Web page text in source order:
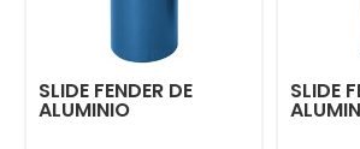
SLIDE FENDER DE
ALUMINIO
SLIDE